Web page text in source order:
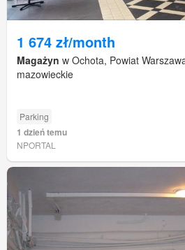
1 674 zł/month
Magażyn w Ochota, Powiat
mazowieckie
Parking
1 dzień temu
NPORTAL